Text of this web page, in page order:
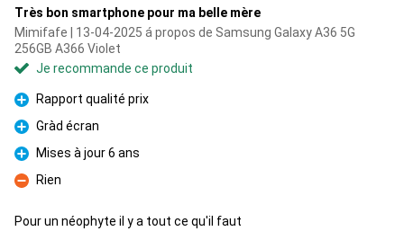
Très bon smartphone pour ma belle mère
Mimifafe | 13-04-2025 á propos de Samsung Galaxy A36 5G
256GB A366 Violet
Je recommande ce produit
Pour
Rapport qualité prix
Pour
Gràd écran
Pour
Mises à jour 6 ans
Contre
Rien
Pour un néophyte il y a tout ce qu'il faut